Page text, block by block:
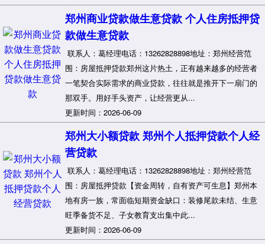
郑州商业贷款做生意贷款 个人住房抵押贷
款做生意贷款
联系人：葛经理电话：13262828898地址：郑州经营范
围：房屋抵押贷款郑州这片热土，正有越来越多的经营者
一笔契合实际需求的商业贷款，往往就是推开下一扇门的
那双手。用好手头资产，让经营更从...
更新时间：2026-06-09
郑州大小额贷款 郑州个人抵押贷款个人经
营贷款
联系人：葛经理电话：13262828898地址：郑州经营范
围：房屋抵押贷款【资金周转，自有资产可生息】郑州本
地有房一族，常面临短期资金缺口：装修尾款未结、生意
旺季备货不足、子女教育支出集中此...
更新时间：2026-06-09